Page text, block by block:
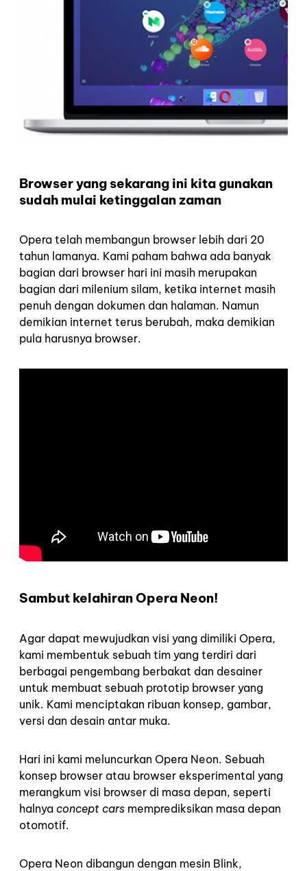
Browser yang sekarang ini kita gunakan
sudah mulai ketinggalan zaman
Opera telah membangun browser lebih dari 20
tahun lamanya. Kami paham bahwa ada banyak
bagian dari browser hari ini masih merupakan
bagian dari milenium silam, ketika internet masih
penuh dengan dokumen dan halaman. Namun
demikian internet terus berubah, maka demikian
pula harusnya browser.
Sambut kelahiran Opera Neon!
Agar dapat mewujudkan visi yang dimiliki Opera,
kami membentuk sebuah tim yang terdiri dari
berbagai pengembang berbakat dan desainer
untuk membuat sebuah prototip browser yang
unik. Kami menciptakan ribuan konsep, gambar,
versi dan desain antar muka.
Hari ini kami meluncurkan Opera Neon. Sebuah
konsep browser atau browser eksperimental yang
merangkum visi browser di masa depan, seperti
halnya concept cars memprediksikan masa depan
otomotif.
Opera Neon dibangun dengan mesin Blink,